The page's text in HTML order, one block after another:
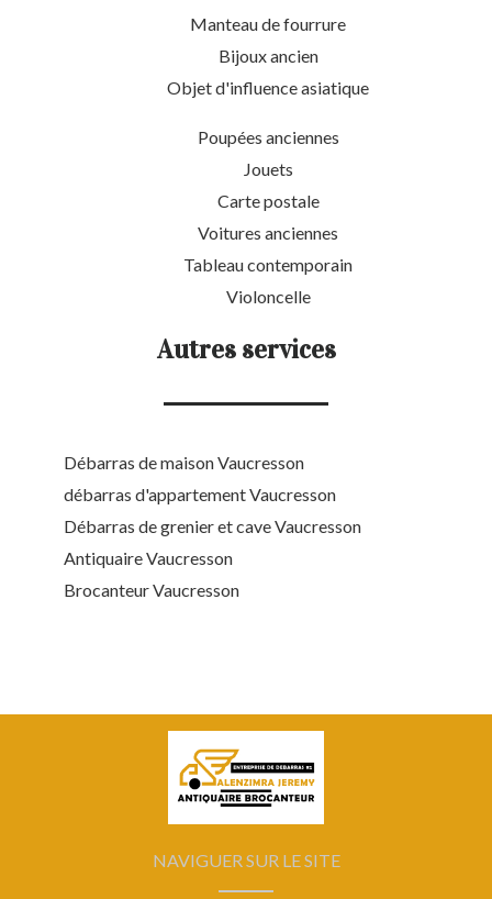
Manteau de fourrure
Bijoux ancien
Objet d'influence asiatique
Poupées anciennes
Jouets
Carte postale
Voitures anciennes
Tableau contemporain
Violoncelle
Autres services
Débarras de maison Vaucresson
débarras d'appartement Vaucresson
Débarras de grenier et cave Vaucresson
Antiquaire Vaucresson
Brocanteur Vaucresson
NAVIGUER SUR LE SITE